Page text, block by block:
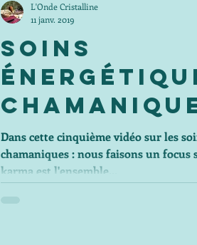
Soins
le karma
vies
Dans cette cinquième vidéo sur les
chamaniques : nous faisons un focus
karma est l'ensemble...
L'Onde Cristalline
11 janv. 2019